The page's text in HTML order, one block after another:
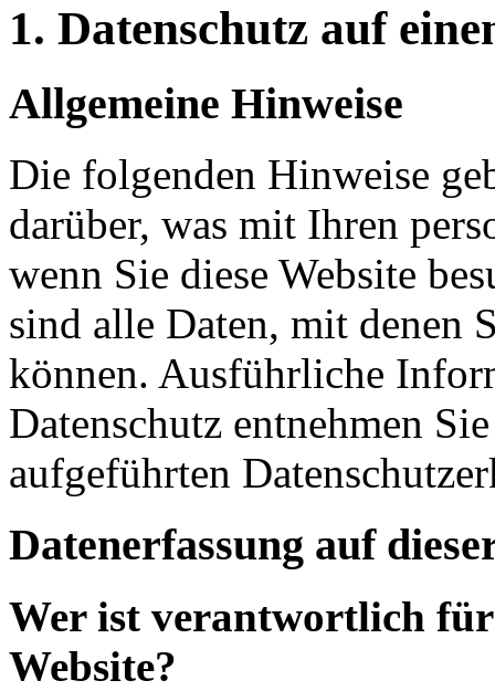
1. Datenschutz auf
Allgemeine Hinweise
Die folgenden Hinweise
darüber, was mit Ihren
wenn Sie diese Website
sind alle Daten, mit denen
können. Ausführliche
Datenschutz entnehmen
aufgeführten
Datenerfassung auf
Wer ist verantwortlich für
Website?